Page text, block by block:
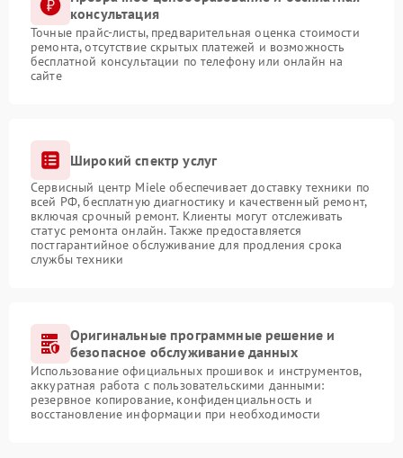
консультация
Точные прайс-листы, предварительная оценка стоимости
ремонта, отсутствие скрытых платежей и возможность
бесплатной консультации по телефону или онлайн на
сайте
Широкий спектр услуг
Сервисный центр Miele обеспечивает доставку техники по
всей РФ, бесплатную диагностику и качественный ремонт,
включая срочный ремонт. Клиенты могут отслеживать
статус ремонта онлайн. Также предоставляется
постгарантийное обслуживание для продления срока
службы техники
Оригинальные программные решение и
безопасное обслуживание данных
Использование официальных прошивок и инструментов,
аккуратная работа с пользовательскими данными:
резервное копирование, конфиденциальность и
восстановление информации при необходимости